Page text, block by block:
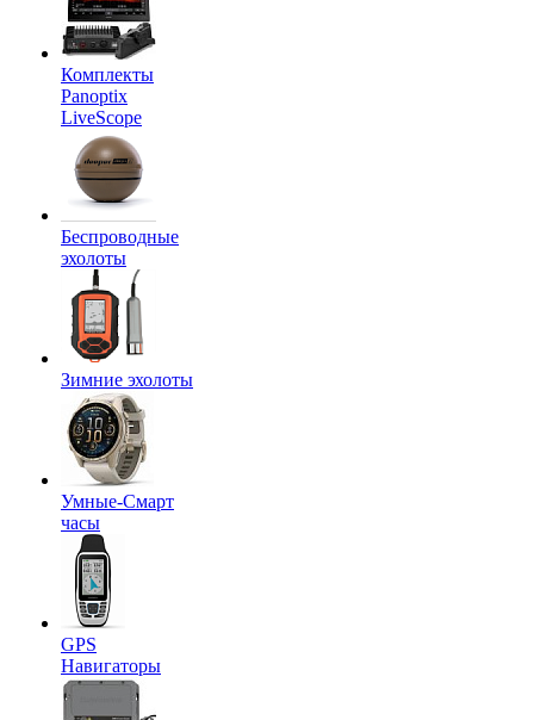
Комплекты
Panoptix
LiveScope
Беспроводные
эхолоты
Зимние эхолоты
Умные-Смарт
часы
GPS
Навигаторы